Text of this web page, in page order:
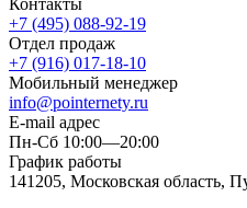
Контакты
+7 (495) 088-92-19
Отдел продаж
+7 (916) 017-18-10
Мобильный менеджер
info@pointernety.ru
E-mail адрес
Пн-Сб 10:00—20:00
График работы
141205, Московская область,